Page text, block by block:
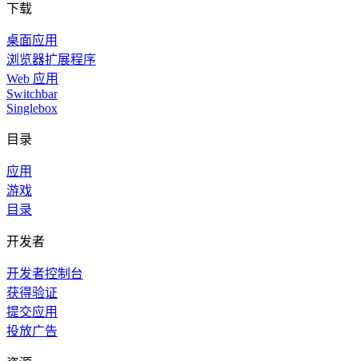
下载
桌面应用
浏览器扩展程序
Web 应用
Switchbar
Singlebox
目录
应用
游戏
目录
开发者
开发者控制台
获得验证
提交应用
投放广告